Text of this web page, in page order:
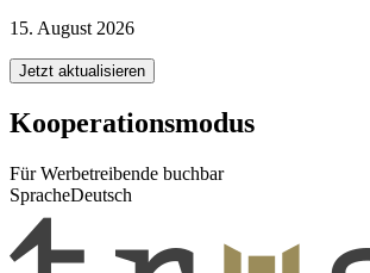
15. August 2026
Jetzt aktualisieren
Kooperationsmodus
Für Werbetreibende buchbar
SpracheDeutsch